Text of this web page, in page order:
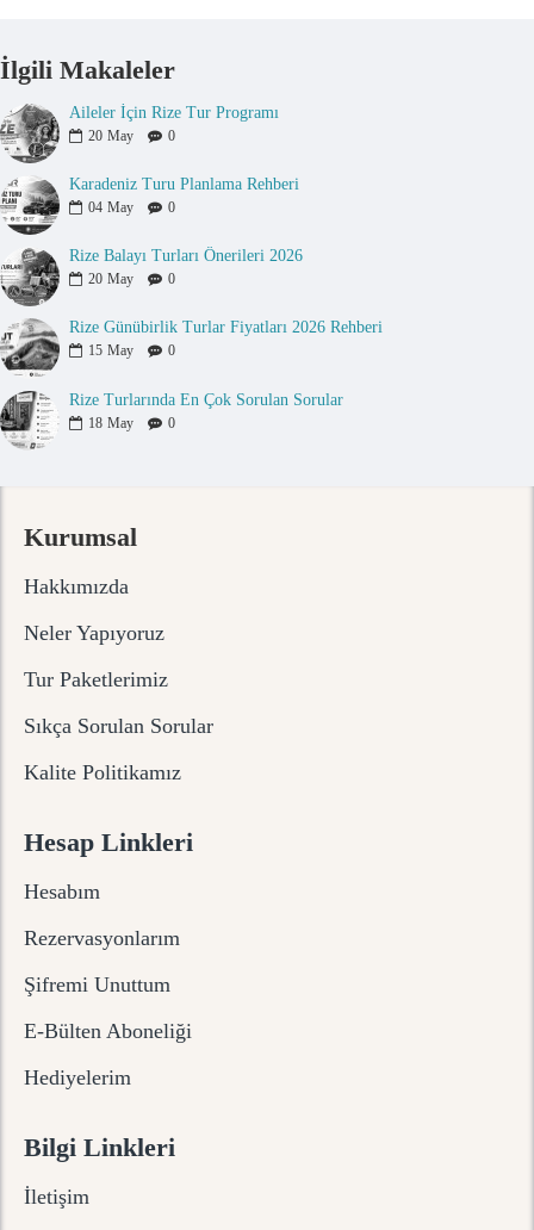
İlgili Makaleler
Aileler İçin Rize Tur Programı
20 May 0
Karadeniz Turu Planlama Rehberi
04 May 0
Rize Balayı Turları Önerileri 2026
20 May 0
Rize Günübirlik Turlar Fiyatları 2026 Rehberi
15 May 0
Rize Turlarında En Çok Sorulan Sorular
18 May 0
Kurumsal
Hakkımızda
Neler Yapıyoruz
Tur Paketlerimiz
Sıkça Sorulan Sorular
Kalite Politikamız
Hesap Linkleri
Hesabım
Rezervasyonlarım
Şifremi Unuttum
E-Bülten Aboneliği
Hediyelerim
Bilgi Linkleri
İletişim